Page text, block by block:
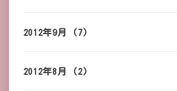
2012年9月 (7)
2012年8月 (2)